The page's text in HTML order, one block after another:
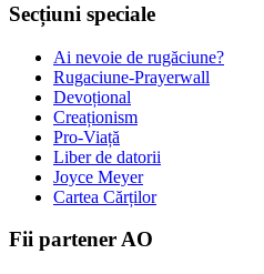
Secțiuni speciale
Ai nevoie de rugăciune?
Rugaciune-Prayerwall
Devoțional
Creaționism
Pro-Viață
Liber de datorii
Joyce Meyer
Cartea Cărților
Fii partener AO